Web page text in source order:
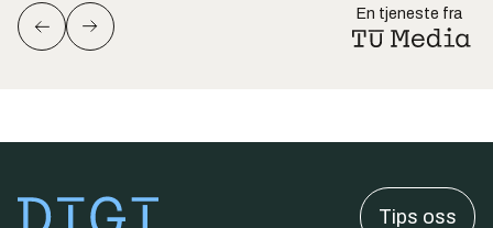
En tjeneste fra
Tips oss